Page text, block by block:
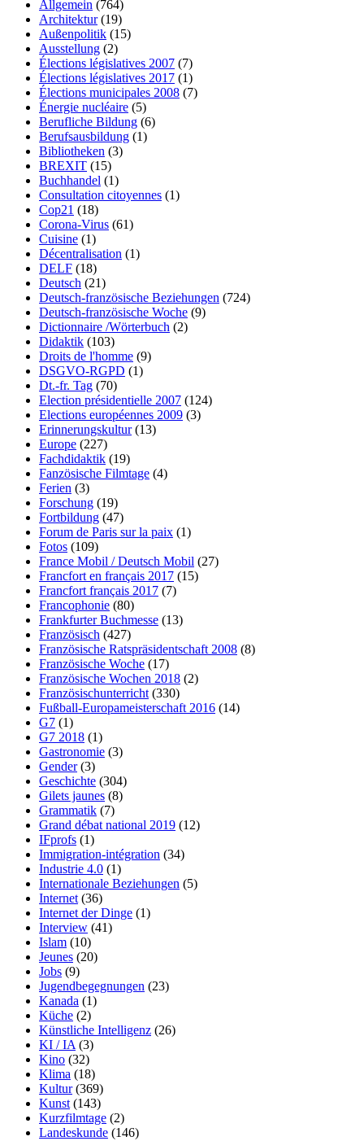
Allgemein (764)
Architektur(19)
Außenpolitik (15)
Ausstellung (2)
Élections législatives 2007 (7)
Élections législatives 2017 (1)
Élections municipales 2008 (7)
Énergie nucléaire (5)
Berufliche Bildung (6)
Berufsausbildung (1)
Bibliotheken (3)
BREXIT (15)
Buchhandel (1)
Consultation citoyennes (1)
Cop21 (18)
Corona-Virus (61)
Cuisine (1)
Décentralisation (1)
DELF (18)
Deutsch (21)
Deutsch-französische Beziehungen (724)
Deutsch-französische Woche (9)
Dictionnaire /Wörterbuch (2)
Didaktik (103)
Droits de l'homme (9)
DSGVO-RGPD (1)
Dt.-fr. Tag (70)
Election présidentielle 2007 (124)
Elections européennes 2009 (3)
Erinnerungskultur(13)
Europe (227)
Fachdidaktik (19)
Fanzösische Filmtage (4)
Ferien (3)
Forschung (19)
Fortbildung (47)
Forum de Paris sur la paix (1)
Fotos (109)
France Mobil / Deutsch Mobil (27)
Francfort en français 2017 (15)
Francfort français 2017 (7)
Francophonie (80)
Frankfurter Buchmesse (13)
Französisch (427)
Französische Ratspräsidentschaft 2008 (8)
Französische Woche (17)
Französische Wochen 2018 (2)
Französischunterricht(330)
Fußball-Europameisterschaft 2016 (14)
G7 (1)
G7 2018 (1)
Gastronomie (3)
Gender(3)
Geschichte (304)
Gilets jaunes (8)
Grammatik (7)
Grand débat national 2019 (12)
IFprofs (1)
Immigration-intégration (34)
Industrie 4.0 (1)
Internationale Beziehungen (5)
Internet(36)
Internet der Dinge (1)
Interview (41)
Islam (10)
Jeunes (20)
Jobs (9)
Jugendbegegnungen (23)
Kanada (1)
Küche (2)
Künstliche Intelligenz (26)
KI / IA(3)
Kino (32)
Klima (18)
Kultur(369)
Kunst(143)
Kurzfilmtage (2)
Landeskunde (146)